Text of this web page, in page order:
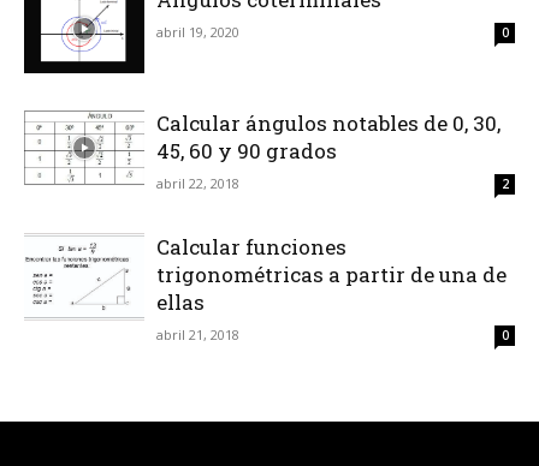
abril 19, 2020 0
Calcular ángulos notables de 0, 30,
45, 60 y 90 grados
abril 22, 2018 2
Calcular funciones
trigonométricas a partir de una de
ellas
abril 21, 2018 0